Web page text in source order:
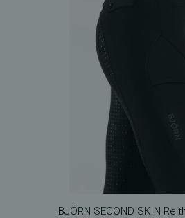
BJÖRN SECOND SKIN